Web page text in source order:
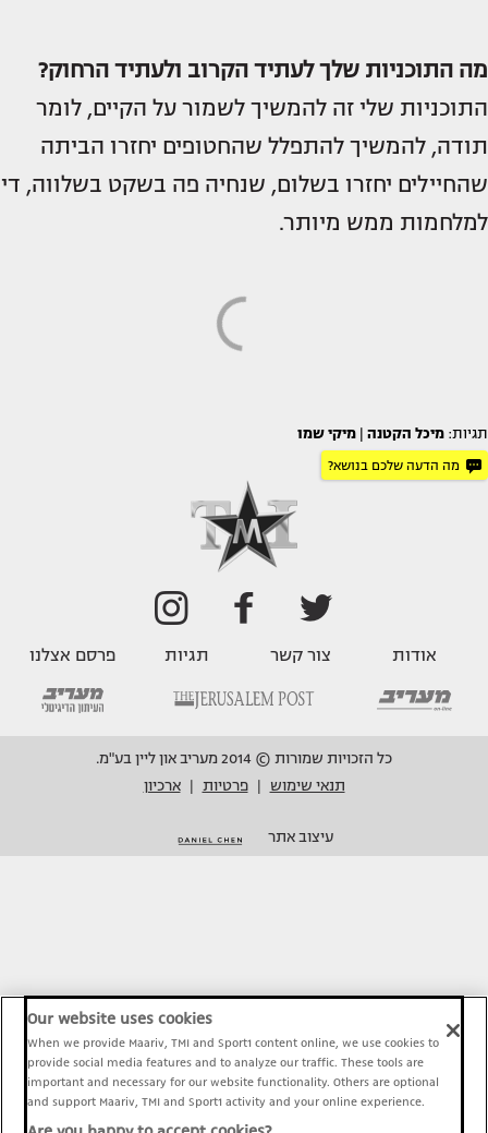
מה התוכניות שלך לעתיד הקרוב ולעתיד הרחוק?
התוכניות שלי זה להמשיך לשמור על הקיים, לומר
תודה, להמשיך להתפלל שהחטופים יחזרו הביתה
שהחיילים יחזרו בשלום, שנחיה פה בשקט בשלווה, די
למלחמות ממש מיותר.
תגיות: מיכל הקטנה מיקי שמו
מה הדעה שלכם בנושא?
אודות צור קשר תגיות פרסם אצלנו
כל הזכויות שמורות © 2014 מעריב און ליין בע"מ.
תנאי שימוש
פרטיות ארכיון
עיצוב אתר
Our website uses cookies
When we provide Maariv, TMI and Sport1 content online, we use cookies to
provide social media features and to analyze our traffic. These tools are
important and necessary for our website functionality. Others are optional
and support Maariv, TMI and Sport1 activity and your online experience.